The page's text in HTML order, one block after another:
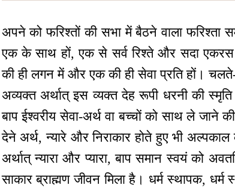
अपने को फरिश्तों की सभा में बैठने वाला फरिश्ता
एक के साथ हों, एक से सर्व रिश्ते और सदा
की ही लगन में और एक की ही सेवा प्रति हों।
अव्यक्त अर्थात् इस व्यक्त देह रूपी धरनी की
बाप ईश्वरीय सेवा-अर्थ वा बच्चों को साथ ले
देने अर्थ, न्यारे और निराकार होते हुए भी
अर्थात् न्यारा और प्यारा, बाप समान स्वयं को
साकार ब्राह्मण जीवन मिला है। धर्म स्थापक,